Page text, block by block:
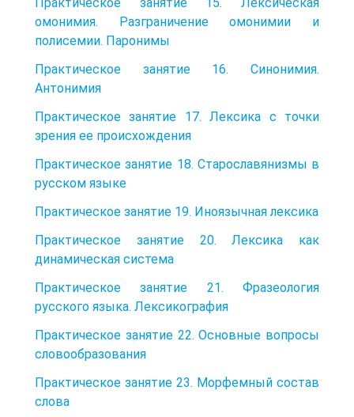
омонимия. Разграничение омонимии и
полисемии. Паронимы
Практическое занятие 16. Синонимия.
Антонимия
Практическое занятие 17. Лексика с точки
зрения ее происхождения
Практическое занятие 18. Старославянизмы в
русском языке
Практическое занятие 19. Иноязычная лексика
Практическое занятие 20. Лексика как
динамическая система
Практическое занятие 21. Фразеология
русского языка. Лексикография
Практическое занятие 22. Основные вопросы
словообразования
Практическое занятие 23. Морфемный состав
слова